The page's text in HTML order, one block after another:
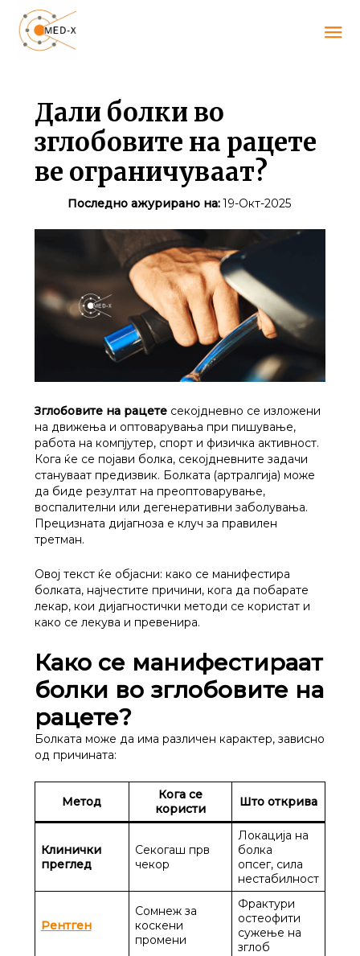
Дали болки во
зглобовите на рацете
ве ограничуваат?
Последно ажурирано на:19-Окт-2025
Зглобовите на рацетесекојдневно се изложени
на движења и оптоварувања при пишување,
работа на компјутер, спорт и физичка активност.
Кога ќе се појави болка, секојдневните задачи
стануваат предизвик. Болката (артралгија) може
да биде резултат на преоптоварување,
воспалителни или дегенеративни заболувања.
Прецизната дијагноза е клуч за правилен
третман.
Овој текст ќе објасни: како се манифестира
болката, најчестите причини, кога да побарате
лекар, кои дијагностички методи се користат и
како се лекува и превенира.
Како се манифестираат
болки во зглобовите на
рацете?
Болката може да има различен карактер, зависно
од причината:
Метод
Кога се
користи
Што открива
Клинички
преглед
Секогаш прв
чекор
Локација на
болка
опсег, сила
нестабилност
Рентген
Сомнеж за
коскени
промени
Фрактури
остеофити
сужење на
зглоб